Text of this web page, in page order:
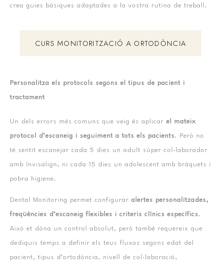
crea guies bàsiques adaptades a la vostra rutina de treball.
CURS MONITORITZACIÓ A ORTODÒNCIA
Personalitza els protocols segons el tipus de pacient i
tractament
Un dels errors més comuns que veig és aplicar el mateix
protocol d’escaneig i seguiment a tots els pacients. Però no
té sentit escanejar cada 5 dies un adult súper col·laborador
amb Invisalign, ni cada 15 dies un adolescent amb bràquets i
pobra higiene.
Dental Monitoring permet configurar alertes personalitzades,
freqüències d’escaneig flexibles i criteris clínics específics.
Això et dóna un control absolut, però també requereix que
dediquis temps a definir els teus fluxos segons edat del
pacient, tipus d’ortodòncia, nivell de col·laboració,